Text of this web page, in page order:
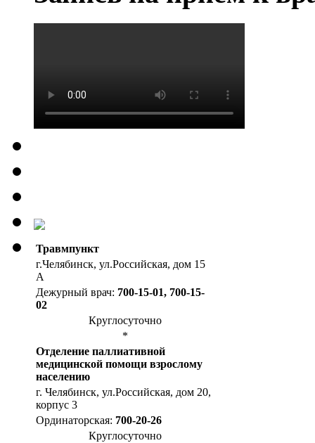
Травмпункт
г.Челябинск, ул.Российская, дом 15
А
Дежурный врач: 700-15-01, 700-15-
02
Круглосуточно
*
Отделение паллиативной
медицинской помощи взрослому
населению
г. Челябинск, ул.Российская, дом 20,
корпус 3
Ординаторская: 700-20-26
Круглосуточно